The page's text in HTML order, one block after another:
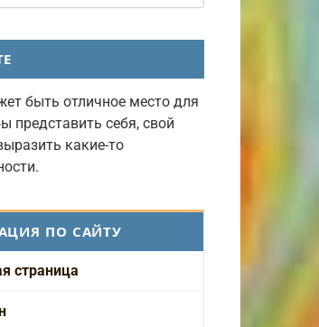
быть отличное место для
представить себя, свой
какие-то
ПО САЙТУ
страница